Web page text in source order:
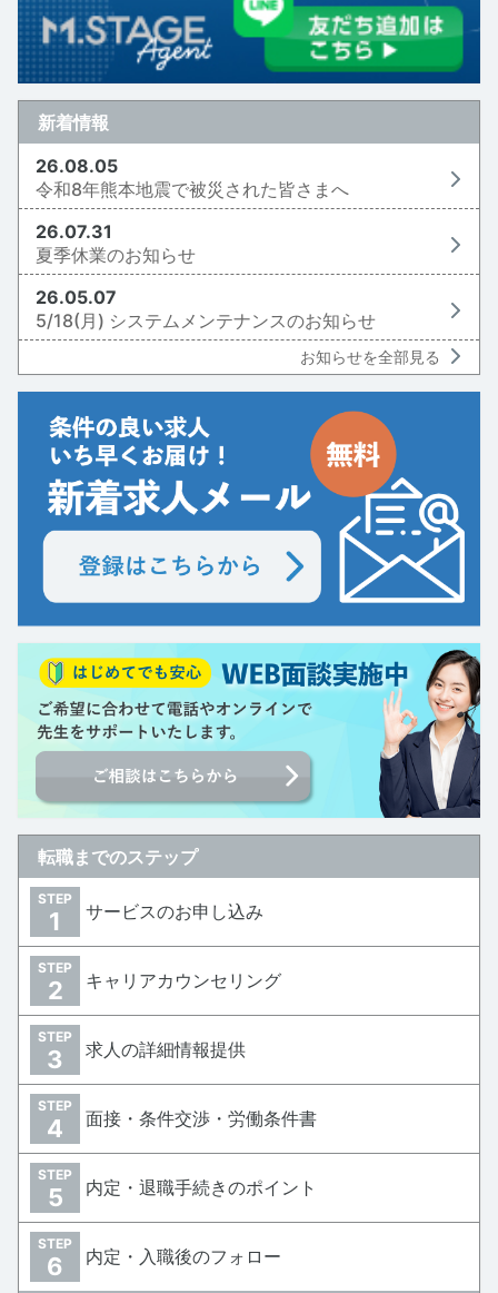
新着情報
26.08.05
令和8年熊本地震で被災された皆さまへ
26.07.31
夏季休業のお知らせ
26.05.07
5/18(月) システムメンテナンスのお知らせ
お知らせを全部見る
転職までのステップ
STEP
1 サービスのお申し込み
STEP
2 キャリアカウンセリング
STEP
3 求人の詳細情報提供
STEP
4 面接・条件交渉・労働条件書
STEP
5 内定・退職手続きのポイント
STEP
6 内定・入職後のフォロー